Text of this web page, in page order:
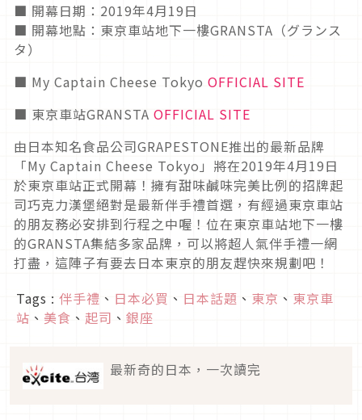
■ 開幕日期：2019年4月19日
■ 開幕地點：東京車站地下一樓GRANSTA（グランス
タ）
■ My Captain Cheese Tokyo OFFICIAL SITE
■ 東京車站GRANSTA OFFICIAL SITE
由日本知名食品公司GRAPESTONE推出的最新品牌
「My Captain Cheese Tokyo」將在2019年4月19日
於東京車站正式開幕！擁有甜味鹹味完美比例的招牌起
司巧克力漢堡絕對是最新伴手禮首選，有經過東京車站
的朋友務必安排到行程之中喔！位在東京車站地下一樓
的GRANSTA集結多家品牌，可以將超人氣伴手禮一網
打盡，這陣子有要去日本東京的朋友趕快來規劃吧！
Tags : 伴手禮 、 日本必買 、 日本話題 、 東京 、 東京車
站 、 美食 、 起司 、 銀座
最新奇的日本，一次讀完